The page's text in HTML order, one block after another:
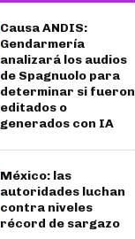
Causa ANDIS:
Gendarmería
analizará los audios
de Spagnuolo para
determinar si fueron
editados o
generados con IA
México: las
autoridades luchan
contra niveles
récord de sargazo